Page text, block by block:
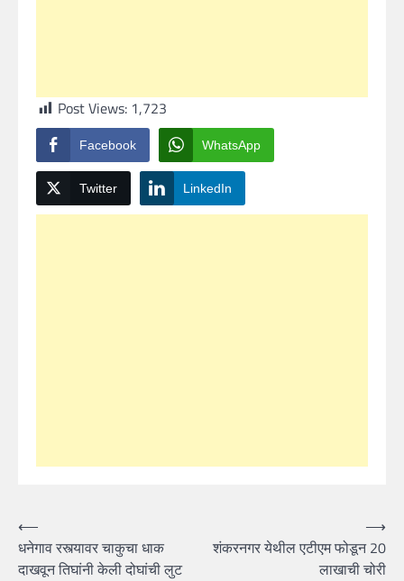
Post Views: 1,723
Facebook WhatsApp
Twitter LinkedIn
Post
navigation
⟵
धनेगाव रस्त्यावर चाकुचा धाक
दाखवून तिघांनी केली दोघांची लुट
शंकरनगर येथील एटीएम फोडून 20
लाखाची चोरी
⟶